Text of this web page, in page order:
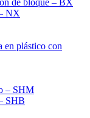
de bloque – BX
NX
en plástico con
– SHM
SHB